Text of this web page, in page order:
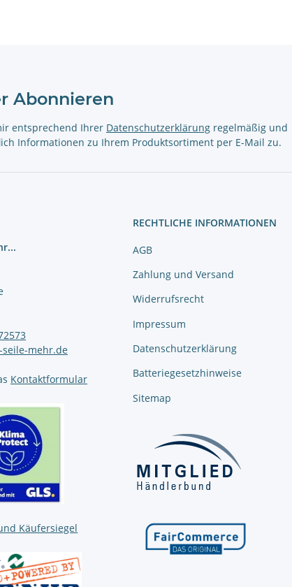
Abonnieren
entsprechend Ihrer Datenschutzerklärung regelmäßig und
Informationen zu Ihrem Produktsortiment per E-Mail zu.
seile-mehr.de
Kontaktformular
RECHTLICHE INFORMATIONEN
AGB
Zahlung und Versand
Widerrufsrecht
Impressum
Datenschutzerklärung
Batteriegesetzhinweise
Sitemap